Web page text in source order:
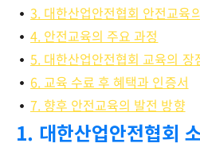
3. 대한산업안전협회 안전교육
4. 안전교육의 주요 과정
5. 대한산업안전협회 교육의 장
6. 교육 수료 후 혜택과 인증서
7. 향후 안전교육의 발전 방향
1. 대한산업안전협회